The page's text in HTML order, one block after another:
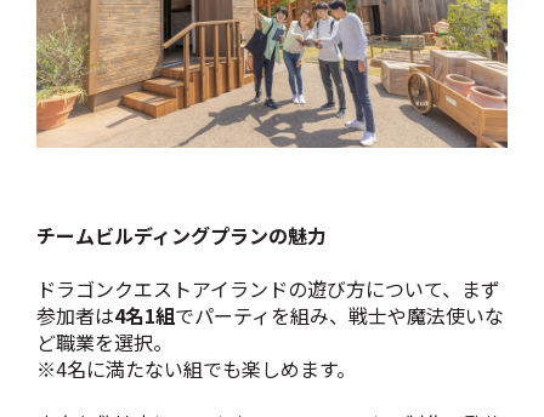
チームビルディングプランの魅力
ドラゴンクエストアイランドの遊び方について、まず
参加者は4名1組でパーティを組み、戦士や魔法使いな
ど職業を選択。
※4名に満たない組でも楽しめます。